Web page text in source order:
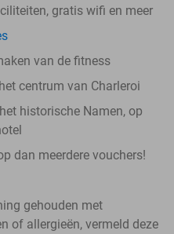
gratis wifi en meer
van de fitness
centrum van Charleroi
historische Namen, op
dan meerdere vouchers!
gehouden met
of allergieën, vermeld deze